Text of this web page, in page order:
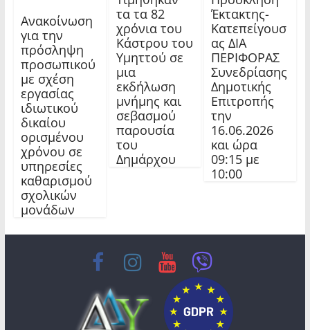
Ανακοίνωση
για την
πρόσληψη
προσωπικού
με σχέση
εργασίας
ιδιωτικού
δικαίου
ορισμένου
χρόνου σε
υπηρεσίες
καθαρισμού
σχολικών
μονάδων
τα τα 82
χρόνια του
Κάστρου του
Υμηττού σε
μια
εκδήλωση
μνήμης και
σεβασμού
παρουσία
του
Δημάρχου
Έκτακτης-
Κατεπείγουσ
ας ΔΙΑ
ΠΕΡΙΦΟΡΑΣ
Συνεδρίασης
Δημοτικής
Επιτροπής
την
16.06.2026
και ώρα
09:15 με
10:00